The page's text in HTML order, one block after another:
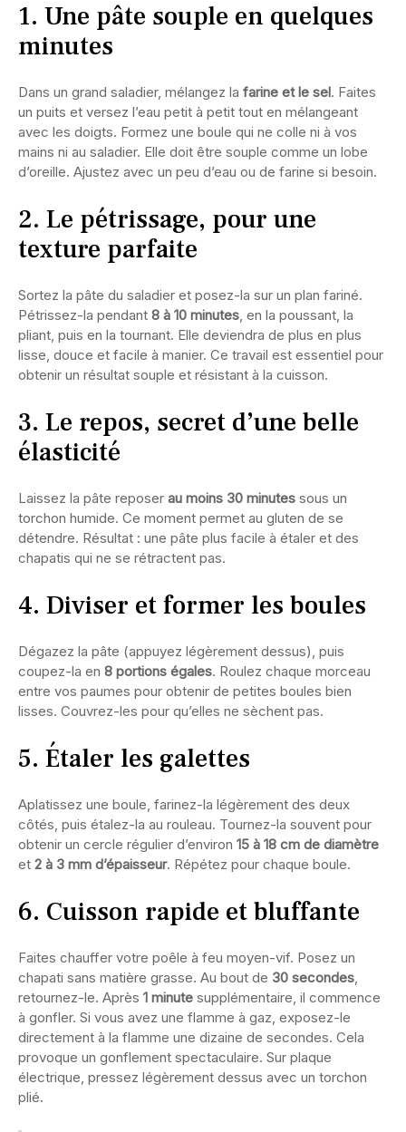
1. Une pâte souple en quelques
minutes
Dans un grand saladier, mélangez la farine et le sel. Faites
un puits et versez l’eau petit à petit tout en mélangeant
avec les doigts. Formez une boule qui ne colle ni à vos
mains ni au saladier. Elle doit être souple comme un lobe
d’oreille. Ajustez avec un peu d’eau ou de farine si besoin.
2. Le pétrissage, pour une
texture parfaite
Sortez la pâte du saladier et posez-la sur un plan fariné.
Pétrissez-la pendant 8 à 10 minutes, en la poussant, la
pliant, puis en la tournant. Elle deviendra de plus en plus
lisse, douce et facile à manier. Ce travail est essentiel pour
obtenir un résultat souple et résistant à la cuisson.
3. Le repos, secret d’une belle
élasticité
Laissez la pâte reposer au moins 30 minutes sous un
torchon humide. Ce moment permet au gluten de se
détendre. Résultat : une pâte plus facile à étaler et des
chapatis qui ne se rétractent pas.
4. Diviser et former les boules
Dégazez la pâte (appuyez légèrement dessus), puis
coupez-la en 8 portions égales. Roulez chaque morceau
entre vos paumes pour obtenir de petites boules bien
lisses. Couvrez-les pour qu’elles ne sèchent pas.
5. Étaler les galettes
Aplatissez une boule, farinez-la légèrement des deux
côtés, puis étalez-la au rouleau. Tournez-la souvent pour
obtenir un cercle régulier d’environ 15 à 18 cm de diamètre
et 2 à 3 mm d’épaisseur. Répétez pour chaque boule.
6. Cuisson rapide et bluffante
Faites chauffer votre poêle à feu moyen-vif. Posez un
chapati sans matière grasse. Au bout de 30 secondes,
retournez-le. Après 1 minute supplémentaire, il commence
à gonfler. Si vous avez une flamme à gaz, exposez-le
directement à la flamme une dizaine de secondes. Cela
provoque un gonflement spectaculaire. Sur plaque
électrique, pressez légèrement dessus avec un torchon
plié.